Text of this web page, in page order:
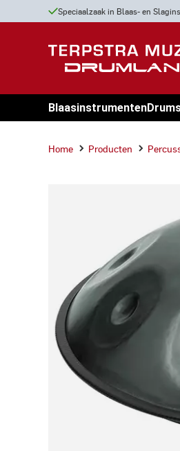
Speciaalzaak in Blaas- en
Blaasinstrumenten
Home Producten